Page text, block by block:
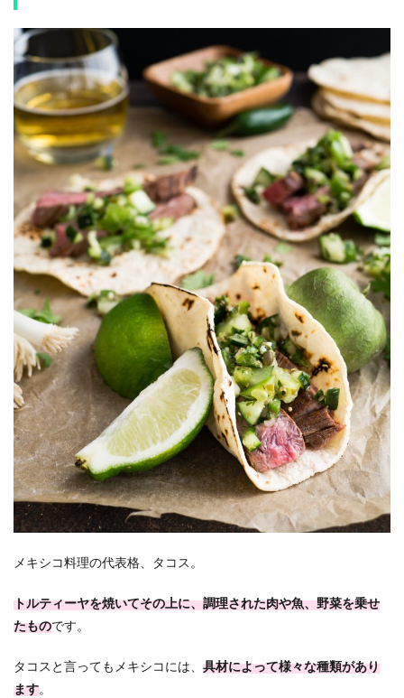
メキシコ料理の代表格、タコス。
トルティーヤを焼いてその上に、調理された肉や魚、野菜を乗せ
たものです。
タコスと言ってもメキシコには、 具材によって様々な種類があり
ます。